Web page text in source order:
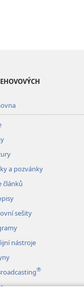
a pozvánky
článků
sešity
nástroje
®